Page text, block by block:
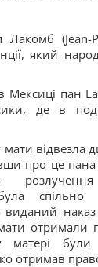
Лакомб (Jean-
який
Мексиці пан
де в
відвезла
про це
була
виданий
отримали
матері
отримав